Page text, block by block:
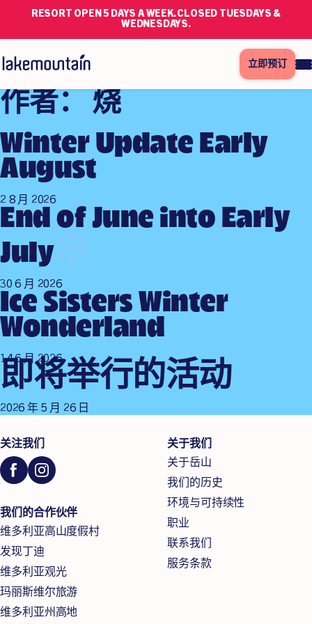
RESORT OPEN 5 DAYS A WEEK. CLOSED TUESDAYS &
WEDNESDAYS.
立即预订
作者： 烧
Winter Update Early
August
2 8 月 2026
End of June into Early
July
30 6 月 2026
Ice Sisters Winter
Wonderland
14 6 月 2026
即将举行的活动
2026 年 5 月 26 日
关注我们
关于我们
关于岳山
我们的历史
环境与可持续性
职业
联系我们
服务条款
我们的合作伙伴
维多利亚高山度假村
发现丁迪
维多利亚观光
玛丽斯维尔旅游
维多利亚州高地